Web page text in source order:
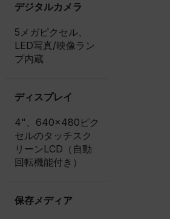
デジタルカメラ
5メガピクセル、
LED写真/映像ラン
プ内蔵
ディスプレイ
4"、640×480ピク
セルのタッチスク
リーンLCD（自動
回転機能付き）
保存メディア